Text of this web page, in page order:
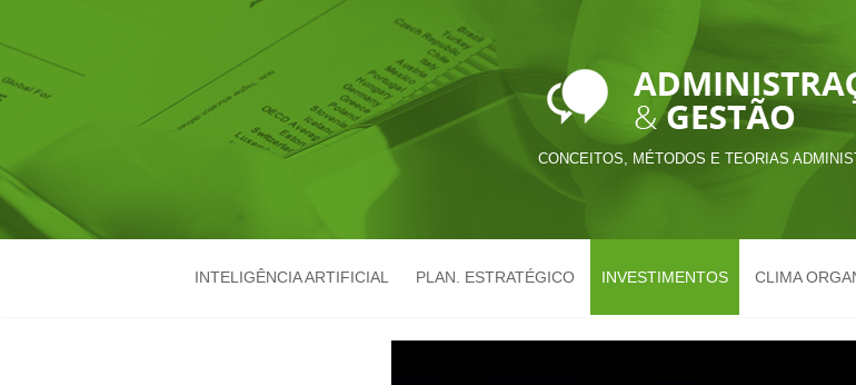
CONCEITOS, MÉTODOS E TEORIAS
INTELIGÊNCIA ARTIFICIAL PLAN. ESTRATÉGICO INVESTIMENTOS CLIMA